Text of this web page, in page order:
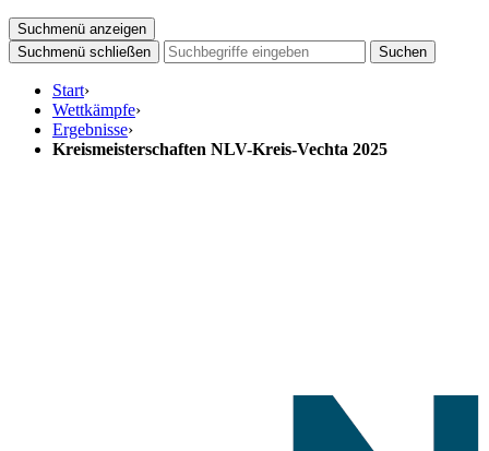
Suchmenü anzeigen
Suchmenü schließen
Suchen
Start›
Wettkämpfe›
Ergebnisse›
Kreismeisterschaften NLV-Kreis-Vechta 2025